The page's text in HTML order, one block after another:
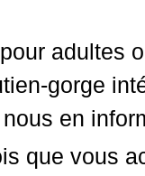
adultes
gorge
en
que vous